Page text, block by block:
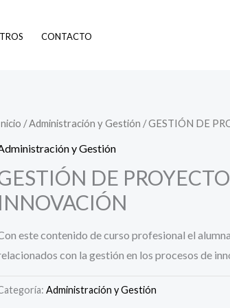
CONTACTO
/Administración y Gestión / GESTIÓN DE
y Gestión
DE
INNOVACIÓN
este contenido de curso profesional el
con la gestión en los procesos de
Administración y Gestión